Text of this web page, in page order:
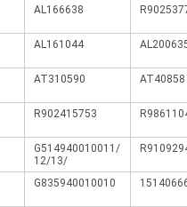
AL166638
AL161044
AT310590 AT40858
R902415753
G514940010011/
12/13/
G835940010010